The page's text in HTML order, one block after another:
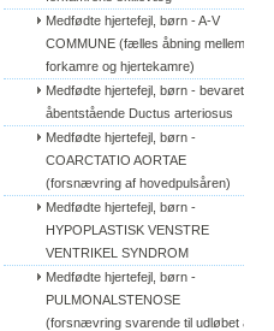
Medfødte hjertefejl, børn - A-V
COMMUNE (fælles åbning mellem
forkamre og hjertekamre)
Medfødte hjertefejl, børn - bevaret/
åbentstående Ductus arteriosus
Medfødte hjertefejl, børn -
COARCTATIO AORTAE
(forsnævring af hovedpulsåren)
Medfødte hjertefejl, børn -
HYPOPLASTISK VENSTRE
VENTRIKEL SYNDROM
Medfødte hjertefejl, børn -
PULMONALSTENOSE
(forsnævring svarende til udløbet af